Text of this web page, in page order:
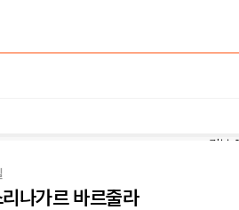
나가르 바르줄라